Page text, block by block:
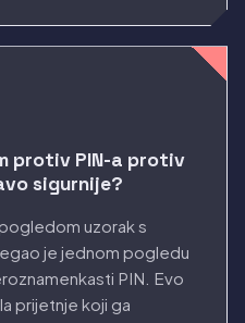
protiv PIN-a protiv
sigurnije?
uzorak s
je jednom pogledu
PIN. Evo
prijetnje koji ga